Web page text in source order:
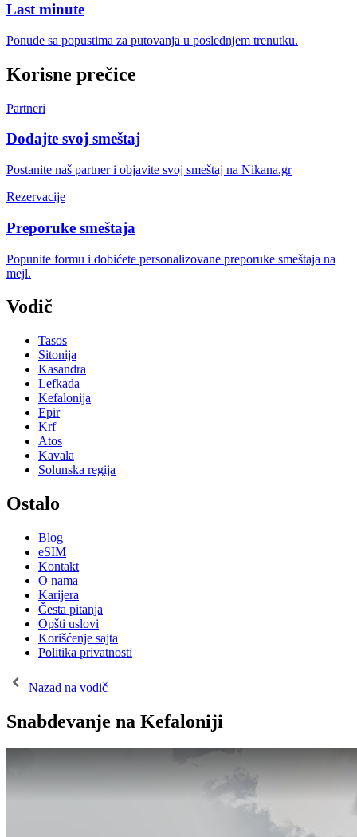
Last minute
Ponude sa popustima za putovanja u poslednjem trenutku.
Korisne prečice
Partneri
Dodajte svoj smeštaj
Postanite naš partner i objavite svoj smeštaj na Nikana.gr
Rezervacije
Preporuke smeštaja
Popunite formu i dobićete personalizovane preporuke smeštaja na
mejl.
Vodič
Tasos
Sitonija
Kasandra
Lefkada
Kefalonija
Epir
Krf
Atos
Kavala
Solunska regija
Ostalo
Blog
eSIM
Kontakt
O nama
Karijera
Česta pitanja
Opšti uslovi
Korišćenje sajta
Politika privatnosti
Nazad na vodič
Snabdevanje na Kefaloniji